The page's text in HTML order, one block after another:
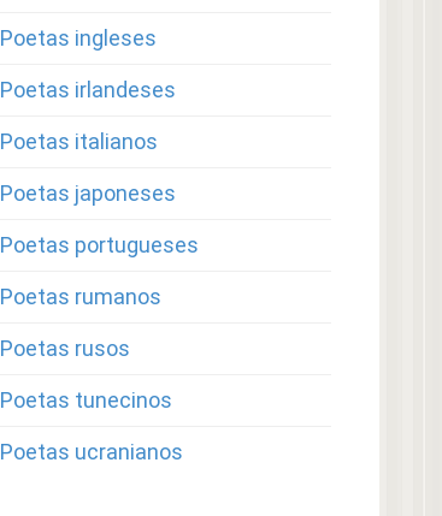
Poetas ingleses
Poetas irlandeses
Poetas italianos
Poetas japoneses
Poetas portugueses
Poetas rumanos
Poetas rusos
Poetas tunecinos
Poetas ucranianos